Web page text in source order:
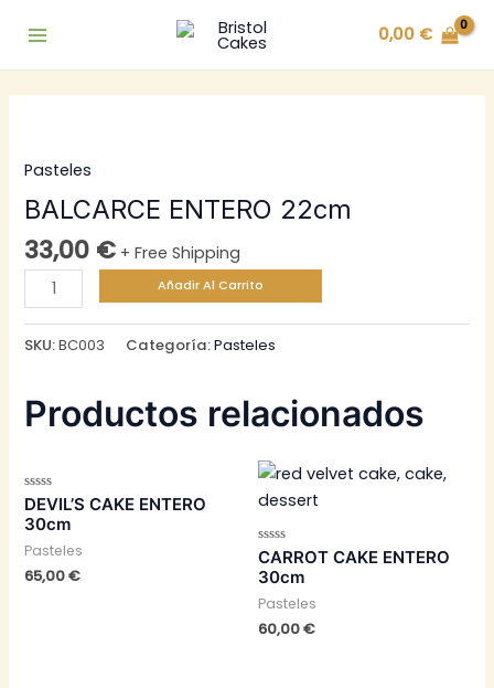
contenido
Menu
0,00 €
Pasteles
BALCARCE ENTERO 22cm
33,00 € + Free Shipping
BALCARCE
ENTERO
Añadir Al Carrito
SKU:BC003 Categoría:Pasteles
Productos relacionados
Valorado
con
0
5
DEVIL’S CAKE ENTERO
30cm
Pasteles
65,00€
Valorado
con
0
5
CARROT CAKE ENTERO
30cm
Pasteles
60,00€